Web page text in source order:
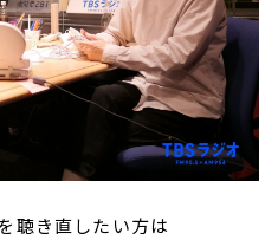
聴き直したい方は